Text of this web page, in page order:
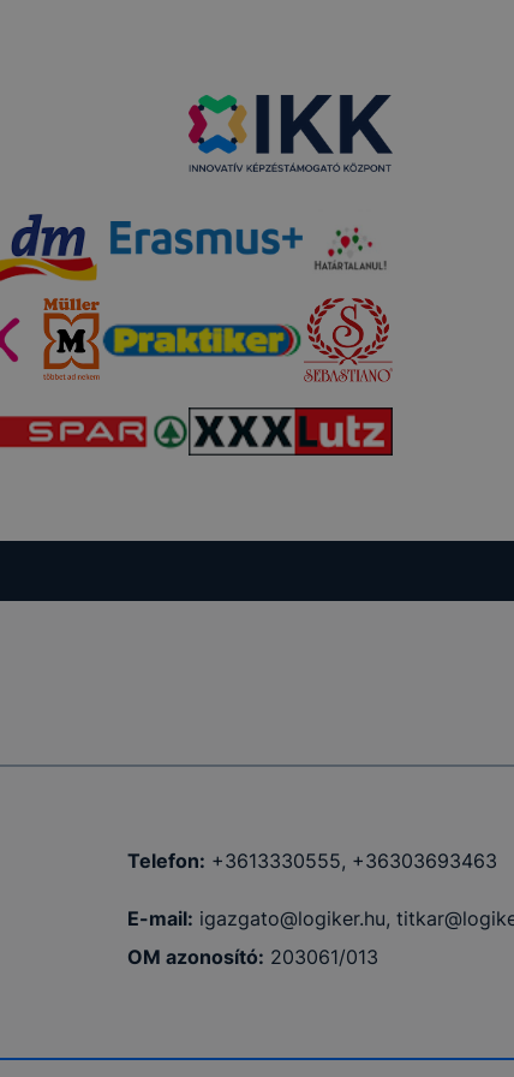
Telefon: +3613330555, +36303693463
E-mail: igazgato@logiker.hu,
OM azonosító: 203061/013